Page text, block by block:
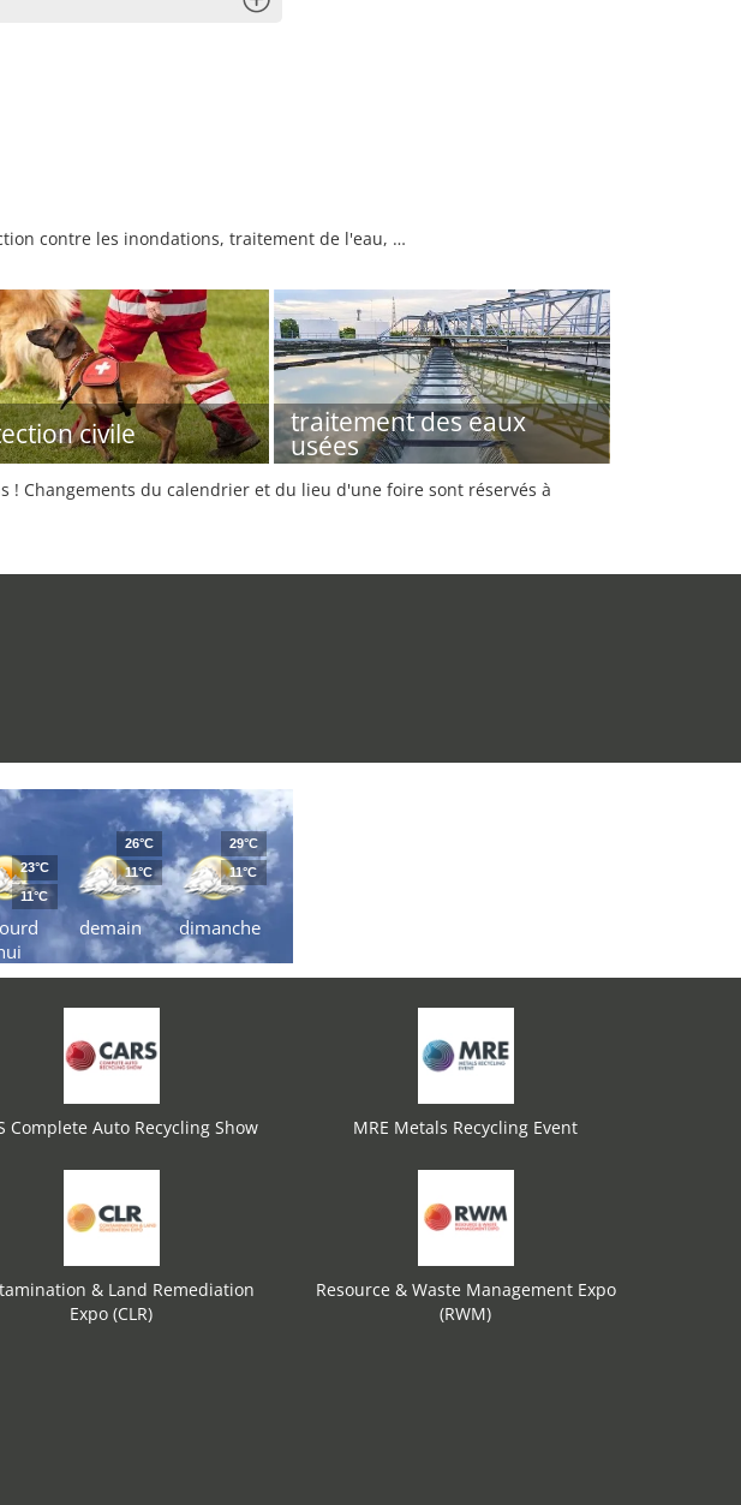
contre les inondations, traitement de l'eau, …
civile traitement des eaux
usées
! Changements du calendrier et du lieu d'une foire sont réservés à
23°C
11°C
demain
26°C
11°C
dimanche
29°C
11°C
Complete Auto Recycling Show MRE Metals Recycling Event
& Land Remediation
Expo (CLR)
Resource & Waste Management Expo
(RWM)